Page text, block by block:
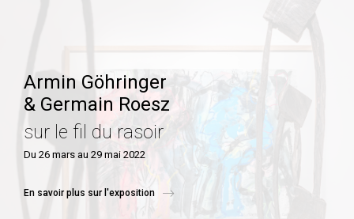
Armin Göhringer
& Germain Roesz
sur le fil du rasoir
Du 26 mars au 29 mai 2022
En savoir plus sur l'exposition